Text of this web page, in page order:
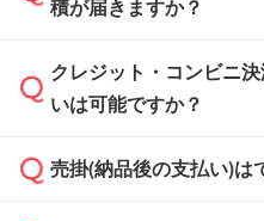
まま進む』ボタンから
積が届きますか？
通常、翌営業日までに
雑状況によっては、お
依頼いただいた場合は
クレジット・コンビニ
いは可能ですか？
銀行振込のみのご対応
売掛(納品後の支払い)は